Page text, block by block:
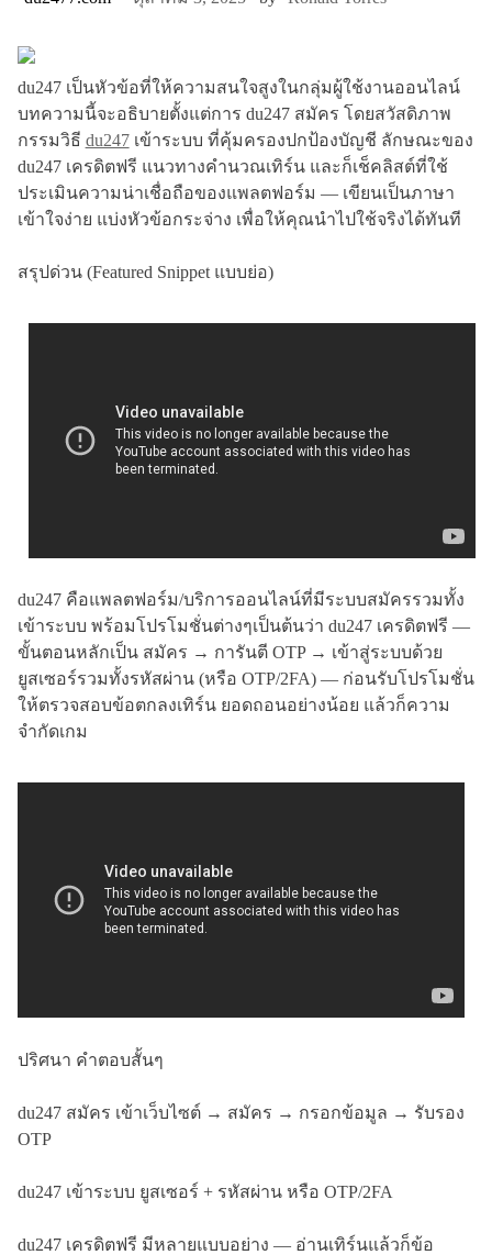
du247 เป็นหัวข้อที่ให้ความสนใจสูงในกลุ่มผู้ใช้งานออนไลน์
บทความนี้จะอธิบายตั้งแต่การ du247 สมัคร โดยสวัสดิภาพ
กรรมวิธี du247เข้าระบบ ที่คุ้มครองปกป้องบัญชี ลักษณะของ
du247 เครดิตฟรี แนวทางคำนวณเทิร์น และก็เช็คลิสต์ที่ใช้
ประเมินความน่าเชื่อถือของแพลตฟอร์ม — เขียนเป็นภาษา
เข้าใจง่าย แบ่งหัวข้อกระจ่าง เพื่อให้คุณนำไปใช้จริงได้ทันที
สรุปด่วน (Featured Snippet แบบย่อ)
du247 คือแพลตฟอร์ม/บริการออนไลน์ที่มีระบบสมัครรวมทั้ง
เข้าระบบ พร้อมโปรโมชั่นต่างๆเป็นต้นว่า du247 เครดิตฟรี —
ขั้นตอนหลักเป็น สมัคร → การันตี OTP → เข้าสู่ระบบด้วย
ยูสเซอร์รวมทั้งรหัสผ่าน (หรือ OTP/2FA) — ก่อนรับโปรโมชั่น
ให้ตรวจสอบข้อตกลงเทิร์น ยอดถอนอย่างน้อย แล้วก็ความ
จำกัดเกม
ปริศนา คำตอบสั้นๆ
du247 สมัคร เข้าเว็บไซต์ → สมัคร → กรอกข้อมูล → รับรอง
OTP
du247 เข้าระบบ ยูสเซอร์ + รหัสผ่าน หรือ OTP/2FA
du247 เครดิตฟรี มีหลายแบบอย่าง — อ่านเทิร์นแล้วก็ข้อ